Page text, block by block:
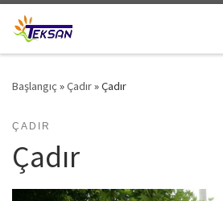
Skip to content
Başlangıç »Çadır»Çadır
ÇADIR
Çadır